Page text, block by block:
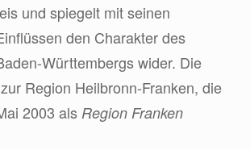
und spiegelt mit seinen
den Charakter des
Württembergs wider. Die
Region Heilbronn-Franken, die
2003 als Region Franken